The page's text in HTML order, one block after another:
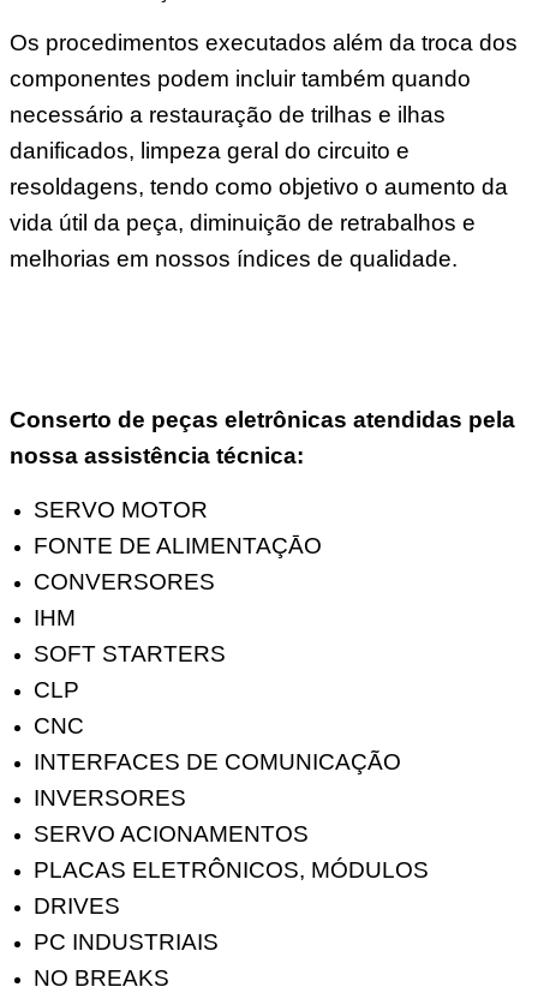
Os procedimentos executados além da troca dos
componentes podem incluir também quando
necessário a restauração de trilhas e ilhas
danificados, limpeza geral do circuito e
resoldagens, tendo como objetivo o aumento da
vida útil da peça, diminuição de retrabalhos e
melhorias em nossos índices de qualidade.
Conserto de peças eletrônicas atendidas pela
nossa assistência técnica:
SERVO MOTOR
FONTE DE ALIMENTAÇĀO
CONVERSORES
IHM
SOFT STARTERS
CLP
CNC
INTERFACES DE COMUNICAÇÃO
INVERSORES
SERVO ACIONAMENTOS
PLACAS ELETRÔNICOS, MÓDULOS
DRIVES
PC INDUSTRIAIS
NO BREAKS